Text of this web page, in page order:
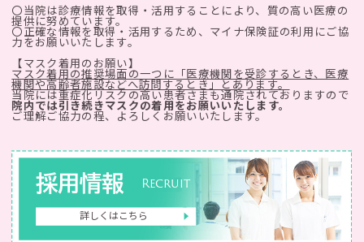
〇当院は診療情報を取得・活用することにより、質の高い医療の
提供に努めています。
〇正確な情報を取得・活用するため、マイナ保険証の利用にご協
力をお願いいたします。
【マスク着用のお願い】
マスク着用の推奨場面の一つに「医療機関を受診するとき、医療
機関や高齢者施設などへ訪問するとき」とあります。
当院には重症化リスクの高い患者さまも通院されておりますので
院内では引き続きマスクの着用をお願いいたします。
ご理解ご協力の程、よろしくお願いいたします。
採用情報 Recruit
詳しくはこちら